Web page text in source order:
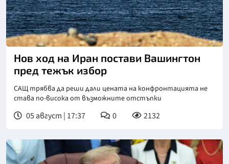
Снимка: Асошиейтед прес
Нов ход на Иран постави Вашингтон
пред тежък избор
САЩ трябва да реши дали цената на конфронтацията не
става по-висока от възможните отстъпки
05 август | 17:37 0 2132